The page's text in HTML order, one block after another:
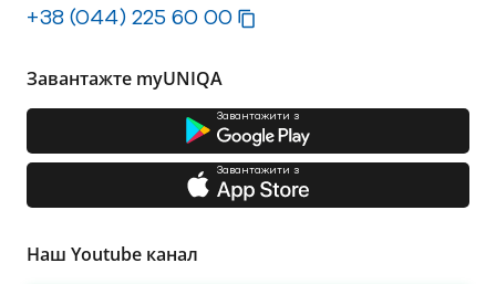
+38 (044) 225 60 00
Завантажте myUNIQA
Завантажити з
Завантажити з
Наш Youtube канал